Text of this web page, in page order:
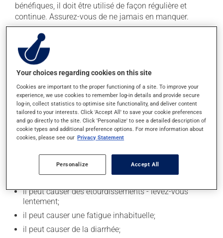
bénéfiques, il doit être utilisé de façon régulière et
continue. Assurez-vous de ne jamais en manquer.
Si vous oubliez de prendre une dose, prenez-la dès que
vous y pensez. S'il est presque l'heure de votre dose
suivante, laissez simplement tomber la dose oubliée.
Ne doublez pas la dose suivante pour tenter de vous
rattraper. Ce médicament peut être pris avec ou sans
nourriture, sans égard aux repas ou aux collations.
Effets indésirables
En plus de ses effets recherchés, ce produit peut à
il peut causer des maux de tête;
il peut causer des étourdissements - levez-vous
lentement;
il peut causer une fatigue inhabituelle;
il peut causer de la diarrhée;
Your choices regarding cookies on this site
Cookies are important to the proper functioning of a site. To improve your
experience, we use cookies to remember log-in details and provide secure
log-in, collect statistics to optimise site functionality, and deliver content
tailored to your interests. Click 'Accept All' to save your cookie preferences
and go directly to the site. Click 'Personalize' to see a detailed description of
cookie types and additional preference options. For more information about
cookies, please see our Privacy Statement
Personalize Accept All